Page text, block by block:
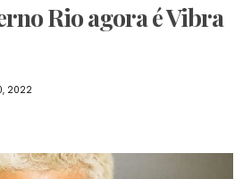
Rio agora é Vibra
2022